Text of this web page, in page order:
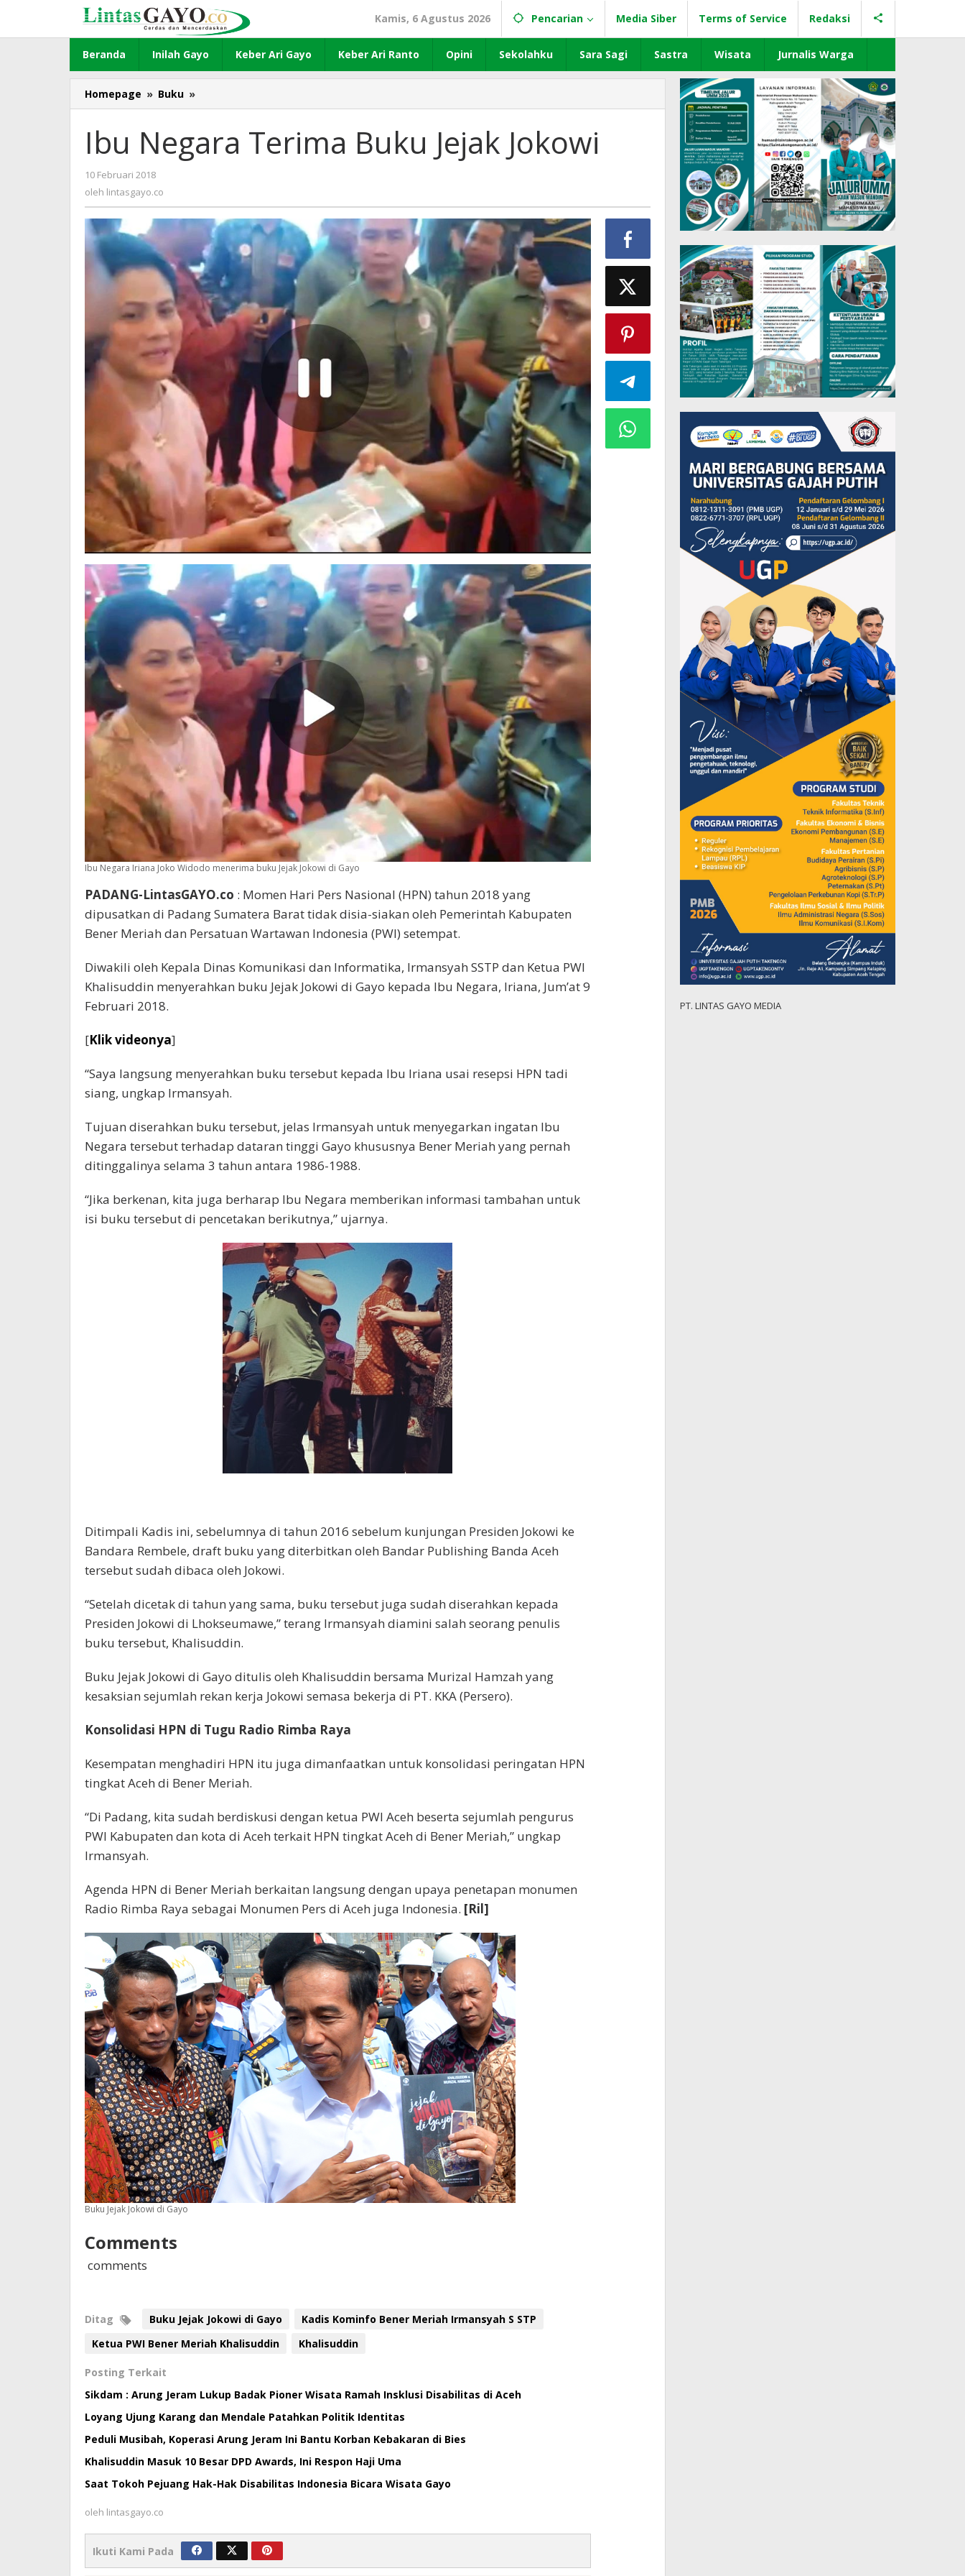
konten
Kamis, 6 Agustus 2026 Pencarian Media Siber Terms of Service Redaksi
Beranda Inilah Gayo Keber Ari Gayo Keber Ari Ranto Opini Sekolahku Sara Sagi Sastra Wisata Jurnalis Warga
Homepage » Buku »
Negara
Buku
Jejak
Ibu Negara Terima Buku Jejak Jokowi
10 Februari 2018
oleh lintasgayo.co
Ibu Negara Iriana Joko Widodo menerima buku Jejak Jokowi di Gayo
PADANG-LintasGAYO.co : Momen Hari Pers Nasional (HPN) tahun 2018 yang
dipusatkan di Padang Sumatera Barat tidak disia-siakan oleh Pemerintah Kabupaten
Bener Meriah dan Persatuan Wartawan Indonesia (PWI) setempat.
Diwakili oleh Kepala Dinas Komunikasi dan Informatika, Irmansyah SSTP dan Ketua PWI
Khalisuddin menyerahkan buku Jejak Jokowi di Gayo kepada Ibu Negara, Iriana, Jum’at 9
Februari 2018.
[Klik videonya]
“Saya langsung menyerahkan buku tersebut kepada Ibu Iriana usai resepsi HPN tadi
siang, ungkap Irmansyah.
Tujuan diserahkan buku tersebut, jelas Irmansyah untuk menyegarkan ingatan Ibu
Negara tersebut terhadap dataran tinggi Gayo khususnya Bener Meriah yang pernah
ditinggalinya selama 3 tahun antara 1986-1988.
“Jika berkenan, kita juga berharap Ibu Negara memberikan informasi tambahan untuk
isi buku tersebut di pencetakan berikutnya,” ujarnya.
Ditimpali Kadis ini, sebelumnya di tahun 2016 sebelum kunjungan Presiden Jokowi ke
Bandara Rembele, draft buku yang diterbitkan oleh Bandar Publishing Banda Aceh
tersebut sudah dibaca oleh Jokowi.
“Setelah dicetak di tahun yang sama, buku tersebut juga sudah diserahkan kepada
Presiden Jokowi di Lhokseumawe,” terang Irmansyah diamini salah seorang penulis
buku tersebut, Khalisuddin.
Buku Jejak Jokowi di Gayo ditulis oleh Khalisuddin bersama Murizal Hamzah yang
kesaksian sejumlah rekan kerja Jokowi semasa bekerja di PT. KKA (Persero).
Konsolidasi HPN di Tugu Radio Rimba Raya
Kesempatan menghadiri HPN itu juga dimanfaatkan untuk konsolidasi peringatan HPN
tingkat Aceh di Bener Meriah.
“Di Padang, kita sudah berdiskusi dengan ketua PWI Aceh beserta sejumlah pengurus
PWI Kabupaten dan kota di Aceh terkait HPN tingkat Aceh di Bener Meriah,” ungkap
Irmansyah.
Agenda HPN di Bener Meriah berkaitan langsung dengan upaya penetapan monumen
Radio Rimba Raya sebagai Monumen Pers di Aceh juga Indonesia. [Ril]
Buku Jejak Jokowi di Gayo
Comments
comments
Ditag Buku Jejak Jokowi di Gayo
Kadis Kominfo Bener Meriah Irmansyah S STP
Ketua PWI Bener Meriah Khalisuddin
Khalisuddin
Posting Terkait
Sikdam : Arung Jeram Lukup Badak Pioner Wisata Ramah Insklusi Disabilitas di Aceh
Loyang Ujung Karang dan Mendale Patahkan Politik Identitas
Peduli Musibah, Koperasi Arung Jeram Ini Bantu Korban Kebakaran di Bies
Khalisuddin Masuk 10 Besar DPD Awards, Ini Respon Haji Uma
Saat Tokoh Pejuang Hak-Hak Disabilitas Indonesia Bicara Wisata Gayo
oleh lintasgayo.co
Ikuti Kami Pada
PT. LINTAS GAYO MEDIA